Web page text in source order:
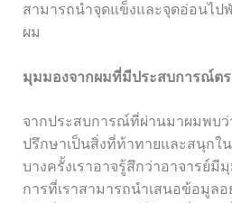
สามารถนำจุดแข็งและจุดอ่อนไป
ผม
มุมมองจากผมที่มีประสบการณ์ตร
จากประสบการณ์ที่ผ่านมาผมพบว่
ปรึกษาเป็นสิ่งที่ท้าทายและสนุกใ
บางครั้งเราอาจรู้สึกว่าอาจารย์มี
การที่เราสามารถนำเสนอข้อมูล